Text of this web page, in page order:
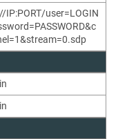
IP:PORT/user=LOGIN